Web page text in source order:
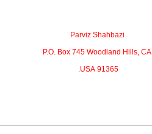
Parviz Shahbazi
P.O. Box 745 Woodland Hills, CA
91365 USA.